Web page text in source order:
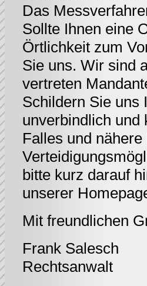
Das
Sollte Ihnen eine
Örtlichkeit zum
Sie uns. Wir sind
vertreten
Schildern Sie uns
unverbindlich und
Falles und
bitte kurz darauf
unserer
Mit freundlichen
Frank Salesch
Rechtsanwalt